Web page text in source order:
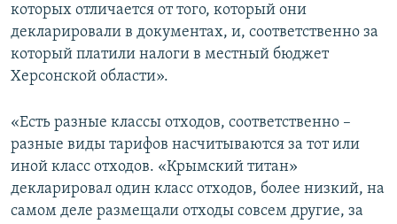
которых отличается от того, который они
декларировали в документах, и, соответственно за
который платили налоги в местный бюджет
Херсонской области».
«Есть разные классы отходов, соответственно –
разные виды тарифов насчитываются за тот или
иной класс отходов. «Крымский титан»
декларировал один класс отходов, более низкий, на
самом деле размещали отходы совсем другие, за